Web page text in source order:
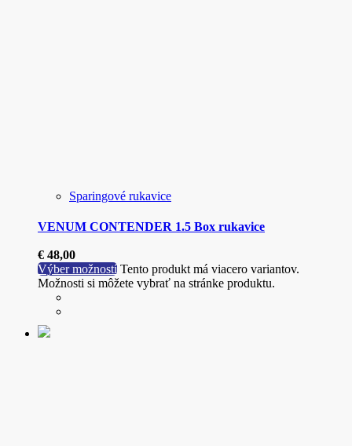
Sparingové rukavice
VENUM CONTENDER 1.5 Box rukavice
€ 48,00
Výber možností Tento produkt má viacero variantov.
Možnosti si môžete vybrať na stránke produktu.